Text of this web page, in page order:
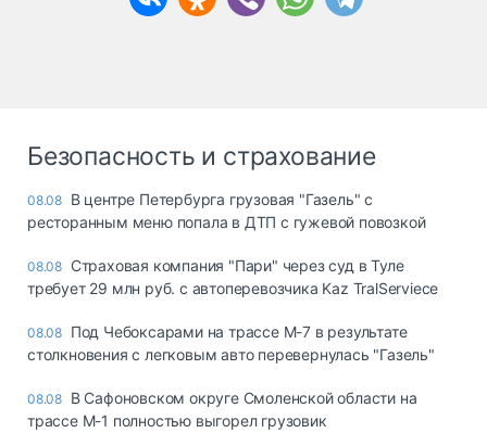
Безопасность и страхование
08.08 В центре Петербурга грузовая "Газель" с
ресторанным меню попала в ДТП с гужевой повозкой
08.08 Страховая компания "Пари" через суд в Туле
требует 29 млн руб. с автоперевозчика Kaz TralServiece
08.08 Под Чебоксарами на трассе М-7 в результате
столкновения с легковым авто перевернулась "Газель"
08.08 В Сафоновском округе Смоленской области на
трассе М-1 полностью выгорел грузовик